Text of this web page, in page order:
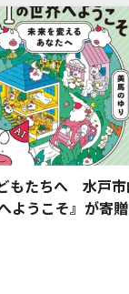
もたちへ 水戸市
ようこそ』が寄